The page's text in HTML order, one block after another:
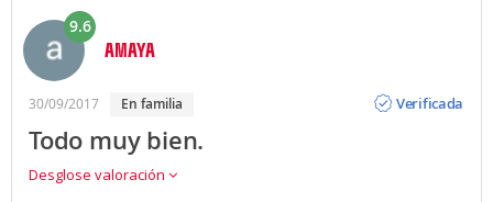
9.6
AMAYA
30/09/2017 En familia
Verificada
Todo muy bien.
Desglose valoración